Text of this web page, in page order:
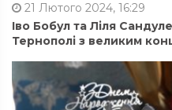
21 Лютого 2024, 16:29
Іво Бобул та Ліля
Тернополі з великим